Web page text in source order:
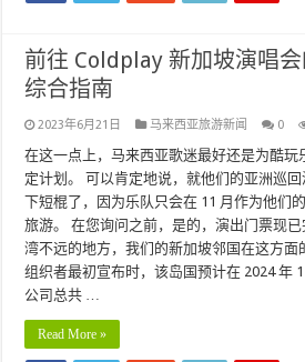
前往 Coldplay 新加坡演唱
综合指南
2023年6月21日 马来西亚旅游新闻 0
在这一点上，马来西亚歌迷最好还是为酷玩
定计划。 可以肯定地说，就他们的亚洲巡
下短棍了，因为乐队只会在 11 月作为他们
旅游。 在您询问之前，是的，演出门票现
湾不远的地方，我们的新加坡邻国在这方面
组织者最初宣布时，该岛国预计在 2024 年
公司总共 …
Read More »